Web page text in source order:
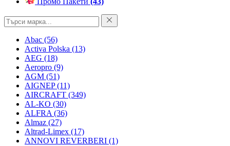
Abac (56)
Activa Polska (13)
AEG (18)
Aeropro (9)
AGM (51)
AIGNEP(11)
AIRCRAFT (349)
AL-KO (30)
ALFRA (36)
Almaz (27)
Altrad-Limex (17)
ANNOVI REVERBERI (1)